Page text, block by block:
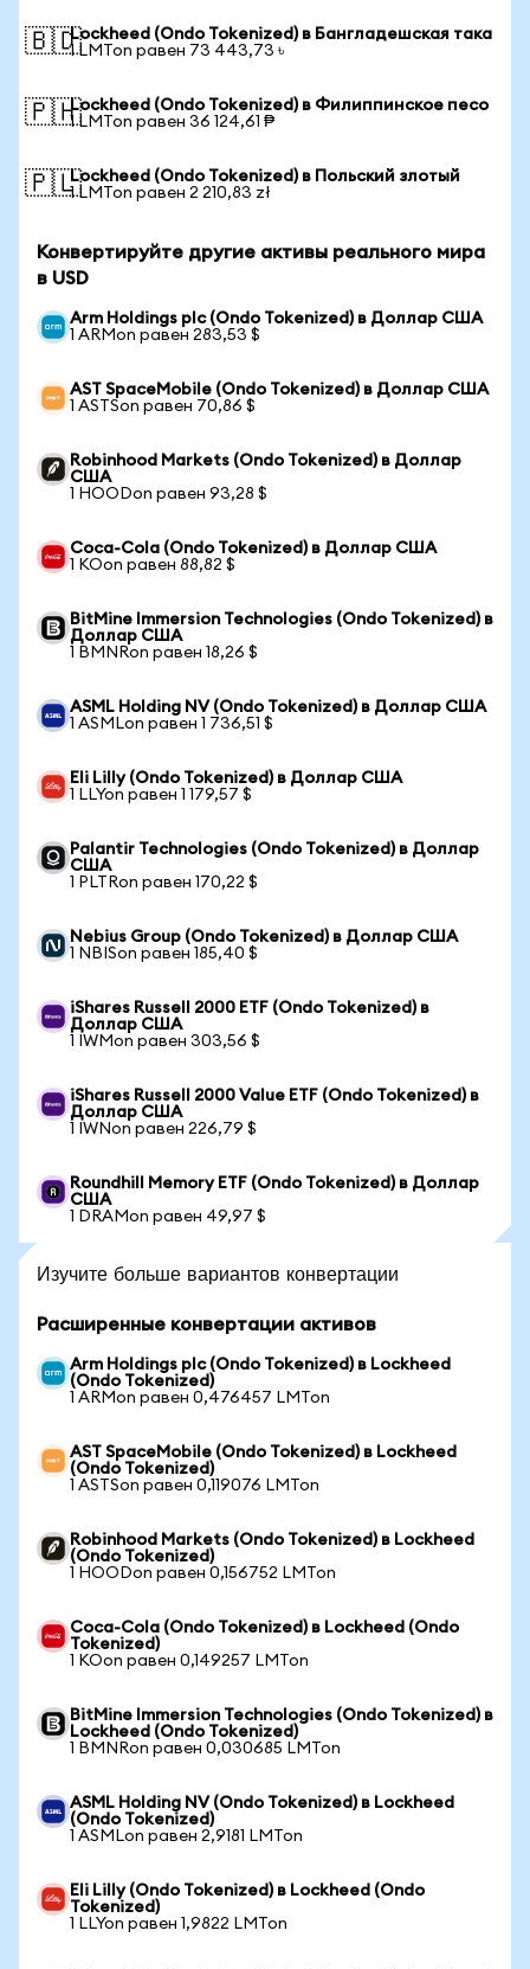
🇧🇩Lockheed (Ondo Tokenized) в Бангладешская така
1 LMTon равен 73 443,73 ৳
🇵🇭Lockheed (Ondo Tokenized) в Филиппинское песо
1 LMTon равен 36 124,61 ₱
🇵🇱Lockheed (Ondo Tokenized) в Польский злотый
1 LMTon равен 2 210,83 zł
Конвертируйте другие активы реального мира
в USD
Arm Holdings plc (Ondo Tokenized) в Доллар США
1 ARMon равен 283,53 $
AST SpaceMobile (Ondo Tokenized) в Доллар США
1 ASTSon равен 70,86 $
Robinhood Markets (Ondo Tokenized) в Доллар
США
1 HOODon равен 93,28 $
Coca-Cola (Ondo Tokenized) в Доллар США
1 KOon равен 88,82 $
BitMine Immersion Technologies (Ondo Tokenized) в
Доллар США
1 BMNRon равен 18,26 $
ASML Holding NV (Ondo Tokenized) в Доллар США
1 ASMLon равен 1 736,51 $
Eli Lilly (Ondo Tokenized) в Доллар США
1 LLYon равен 1 179,57 $
Palantir Technologies (Ondo Tokenized) в Доллар
США
1 PLTRon равен 170,22 $
Nebius Group (Ondo Tokenized) в Доллар США
1 NBISon равен 185,40 $
iShares Russell 2000 ETF (Ondo Tokenized) в
Доллар США
1 IWMon равен 303,56 $
iShares Russell 2000 Value ETF (Ondo Tokenized) в
Доллар США
1 IWNon равен 226,79 $
Roundhill Memory ETF (Ondo Tokenized) в Доллар
США
1 DRAMon равен 49,97 $
Изучите больше вариантов конвертации
Расширенные конвертации активов
Arm Holdings plc (Ondo Tokenized) в Lockheed
(Ondo Tokenized)
1 ARMon равен 0,476457 LMTon
AST SpaceMobile (Ondo Tokenized) в Lockheed
(Ondo Tokenized)
1 ASTSon равен 0,119076 LMTon
Robinhood Markets (Ondo Tokenized) в Lockheed
(Ondo Tokenized)
1 HOODon равен 0,156752 LMTon
Coca-Cola (Ondo Tokenized) в Lockheed (Ondo
Tokenized)
1 KOon равен 0,149257 LMTon
BitMine Immersion Technologies (Ondo Tokenized) в
Lockheed (Ondo Tokenized)
1 BMNRon равен 0,030685 LMTon
ASML Holding NV (Ondo Tokenized) в Lockheed
(Ondo Tokenized)
1 ASMLon равен 2,9181 LMTon
Eli Lilly (Ondo Tokenized) в Lockheed (Ondo
Tokenized)
1 LLYon равен 1,9822 LMTon